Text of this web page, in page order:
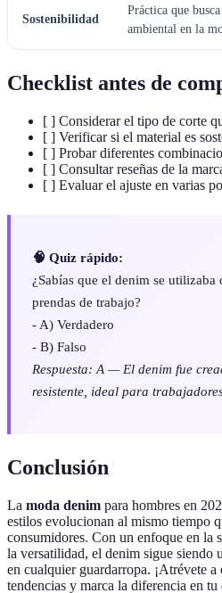
Sostenibilidad
Práctica que
ambiental en la
Checklist antes de
[ ] Considerar el tipo de corte
[ ] Verificar si el material es
[ ] Probar diferentes
[ ] Consultar reseñas de la
[ ] Evaluar el ajuste en varias
🧠 Quiz rápido:
¿Sabías que el denim se
prendas de trabajo?
- A) Verdadero
- B) Falso
Respuesta: A — El denim fue
resistente, ideal para
Conclusión
La moda denim para hombres en
estilos evolucionan al mismo tiempo
consumidores. Con un enfoque en la
la versatilidad, el denim sigue siendo
en cualquier guardarropa. ¡Atrévete a
tendencias y marca la diferencia en tu